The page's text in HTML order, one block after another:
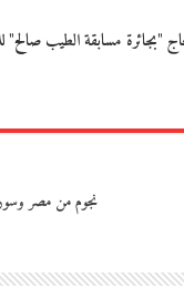
"بجائرة مسابقة الطيب صالح"
نجوم من مصر